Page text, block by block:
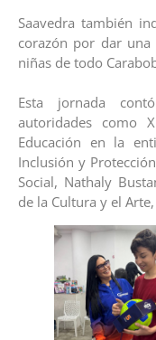
Saavedra también
corazón por dar
niñas de todo
Esta jornada
autoridades como
Educación en la
Inclusión y
Social, Nathaly
de la Cultura y el